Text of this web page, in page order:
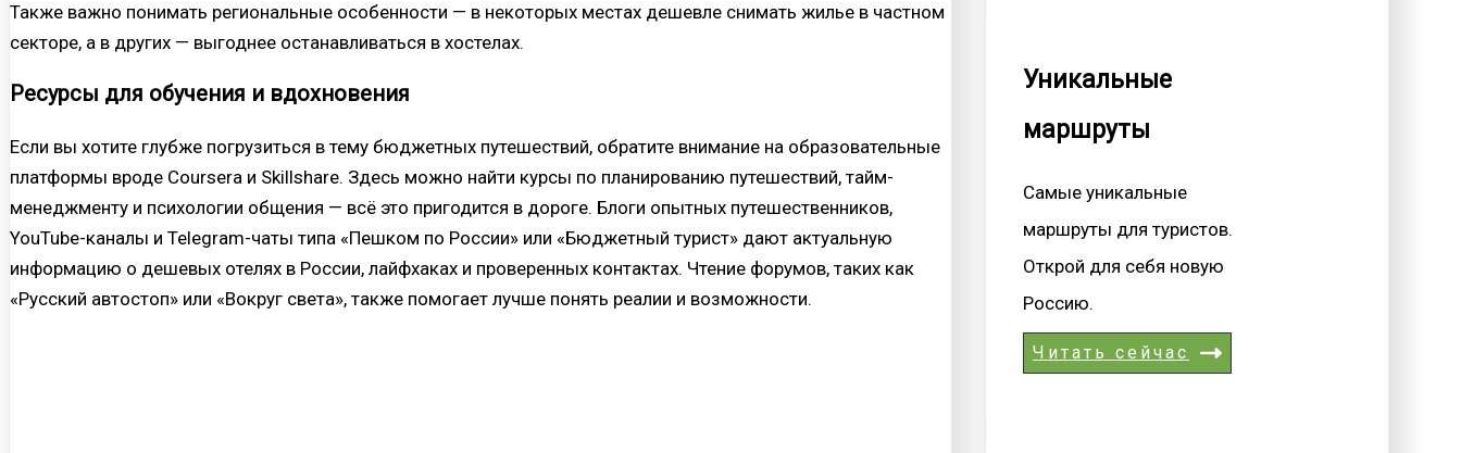
Также важно понимать региональные особенности — в некоторых местах дешевле снимать жилье в частном
секторе, а в других — выгоднее останавливаться в хостелах.
Ресурсы для обучения и вдохновения
Если вы хотите глубже погрузиться в тему бюджетных путешествий, обратите внимание на образовательные
платформы вроде Coursera и Skillshare. Здесь можно найти курсы по планированию путешествий, тайм-
менеджменту и психологии общения — всё это пригодится в дороге. Блоги опытных путешественников,
YouTube-каналы и Telegram-чаты типа «Пешком по России» или «Бюджетный турист» дают актуальную
информацию о дешевых отелях в России, лайфхаках и проверенных контактах. Чтение форумов, таких как
«Русский автостоп» или «Вокруг света», также помогает лучше понять реалии и возможности.
Уникальные
маршруты
Самые уникальные
маршруты для туристов.
Открой для себя новую
Россию.
Читать сейчас